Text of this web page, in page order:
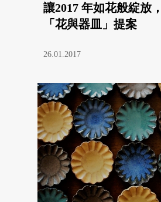
讓2017 年如花般綻放
「花與器皿」提案
26.01.2017